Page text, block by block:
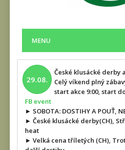
MENU
29.08.
České klusácké derby
Celý víkend plný
start akce 9:00, start
FB event
► SOBOTA: DOSTIHY A POUŤ,
► České klusácké derby(CH),
heat
► Velká cena tříletých (CH),